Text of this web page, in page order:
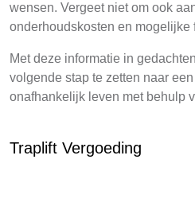
wensen. Vergeet niet om ook
onderhoudskosten en mogelijke
Met deze informatie in
volgende stap te zetten naar
onafhankelijk leven met behulp
Traplift Vergoeding